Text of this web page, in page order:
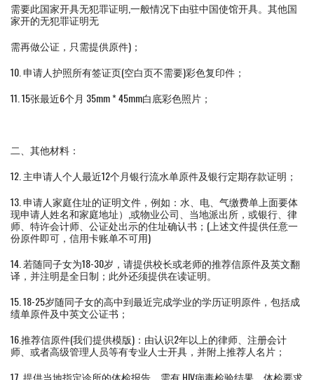
需要此国家开具无犯罪证明,一般情况下由驻中国使馆开具。其他国
家开的无犯罪证明无
需再做公证，只需提供原件)；
10. 申请人护照所有签证页(空白页不需要)彩色复印件；
11. 15张最近6个月 35mm * 45mm白底彩色照片；
二、其他材料：
12. 主申请人个人最近12个月银行流水单原件及银行定期存款证明；
13. 申请人家庭住址的证明文件，例如：水、电、气缴费单上面要体
现申请人姓名和家庭地址）,或物业公司、当地派出所，或银行、律
师、特许会计师、公证处出示的住址确认书；(上述文件提供任意一
份原件即可，信用卡账单不可用)
14. 若随同子女为18-30岁，请提供校长或老师的推荐信原件及英文翻
译，并注明是全日制；此外还须提供在读证明。
15. 18-25岁随同子女的高中到最近完成学业的学历证明原件，包括成
绩单原件及中英文公证书；
16.推荐信原件(我们提供模版)：由认识2年以上的律师、注册会计
师、或者高级管理人员等有专业人士开具，并附上推荐人名片；